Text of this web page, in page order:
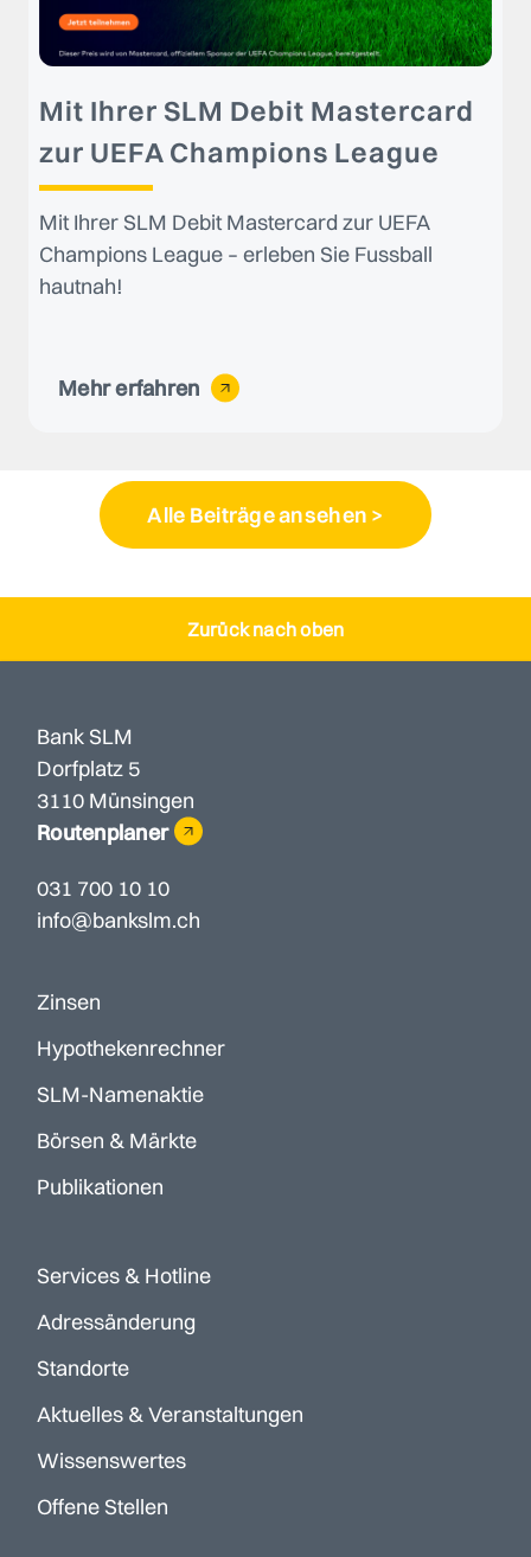
Mit Ihrer SLM Debit Mastercard
zur UEFA Champions League
Mit Ihrer SLM Debit Mastercard zur UEFA
Champions League – erleben Sie Fussball
hautnah!
Mehr erfahren
Alle Beiträge ansehen >
Zurück nach oben
Bank SLM
Dorfplatz 5
3110 Münsingen
Routenplaner
031 700 10 10
info@bankslm.ch
Zinsen
Hypothekenrechner
SLM-Namenaktie
Börsen & Märkte
Publikationen
Services & Hotline
Adressänderung
Standorte
Aktuelles & Veranstaltungen
Wissenswertes
Offene Stellen